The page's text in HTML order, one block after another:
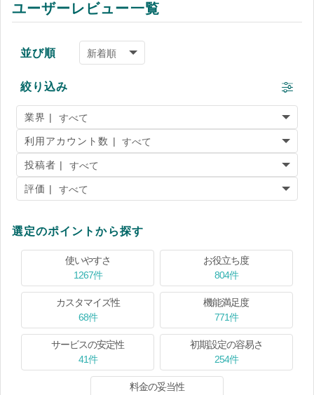
ユーザーレビュー一覧
並び順
絞り込み
業界 |
利用アカウント数 |
投稿者 |
評価 |
選定のポイントから探す
使いやすさ
1267件
お役立ち度
804件
カスタマイズ性
68件
機能満足度
771件
サービスの安定性
41件
初期設定の容易さ
254件
料金の妥当性